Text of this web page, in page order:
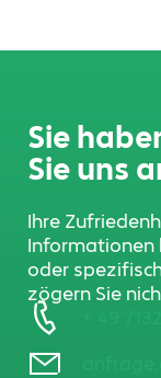
Sie
Sie uns
Ihre
Informationen
oder
zögern Sie